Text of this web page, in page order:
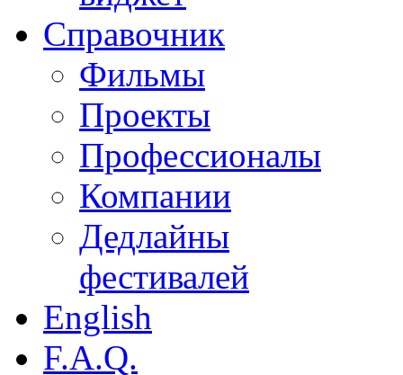
Справочник
Фильмы
Проекты
Профессионалы
Компании
Дедлайны
фестивалей
English
F.A.Q.